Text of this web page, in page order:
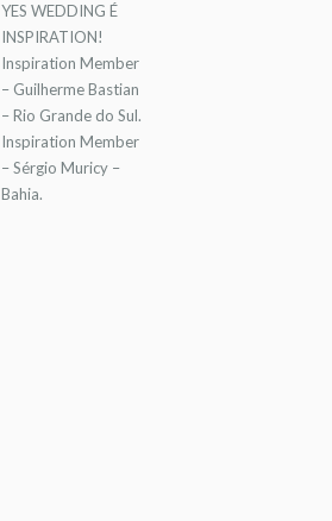
YES WEDDING É
INSPIRATION!
Inspiration Member
– Guilherme Bastian
– Rio Grande do Sul.
Inspiration Member
– Sérgio Muricy –
Bahia.